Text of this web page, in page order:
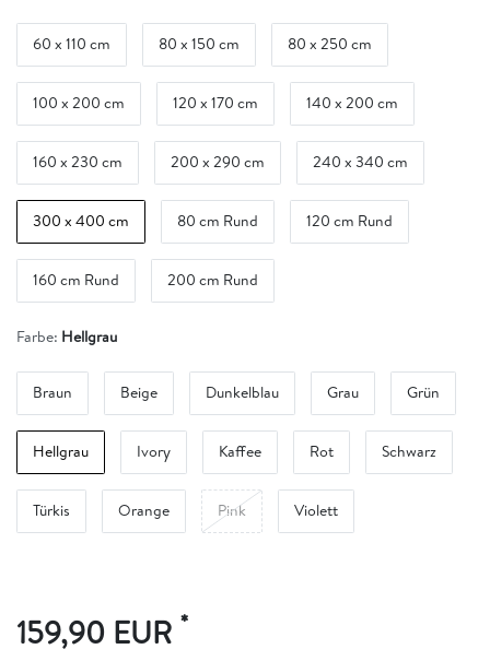
60 x 110 cm 80 x 150 cm 80 x 250 cm
100 x 200 cm 120 x 170 cm 140 x 200 cm
160 x 230 cm 200 x 290 cm 240 x 340 cm
300 x 400 cm 80 cm Rund 120 cm Rund
160 cm Rund 200 cm Rund
Farbe: Hellgrau
Braun Beige Dunkelblau Grau Grün
Hellgrau Ivory Kaffee Rot Schwarz
Türkis Orange Pink Violett
159,90 EUR *